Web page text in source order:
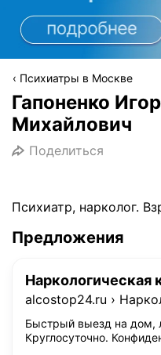
Психиатры в Москве
Гапоненко
Михайлович
Поделиться
Психиатр, нарколог.
Предложения
Наркологическая
alcostop24.ru ›
Быстрый выезд на дом,
Круглосуточно.